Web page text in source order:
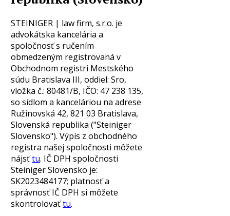
STEINIGER | law firm, s.r.o. je
advokátska kancelária a
spoločnosť s ručením
obmedzeným registrovaná v
Obchodnom registri Mestského
súdu Bratislava III, oddiel: Sro,
vložka č.: 80481/B, IČO: 47 238 135,
so sídlom a kanceláriou na adrese
Ružinovská 42, 821 03 Bratislava,
Slovenská republika ("Steiniger
Slovensko"). Výpis z obchodného
registra našej spoločnosti môžete
nájsťtu. IČ DPH spoločnosti
Steiniger Slovensko je:
SK2023484177; platnosť a
správnosť IČ DPH si môžete
skontrolovaťtu.